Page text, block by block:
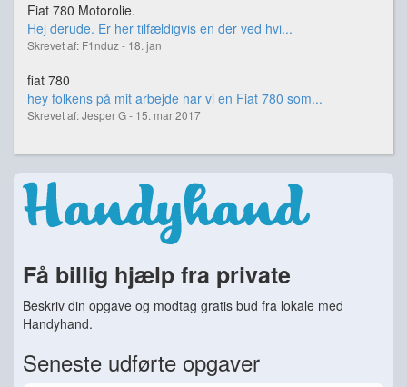
Fiat 780 Motorolie.
Hej derude. Er her tilfældigvis en der ved hvi...
Skrevet af: F1nduz - 18. jan
fiat 780
hey folkens på mit arbejde har vi en Fiat 780 som...
Skrevet af: Jesper G - 15. mar 2017
Få billig hjælp fra private
Beskriv din opgave og modtag gratis bud fra lokale med
Handyhand.
Seneste udførte opgaver